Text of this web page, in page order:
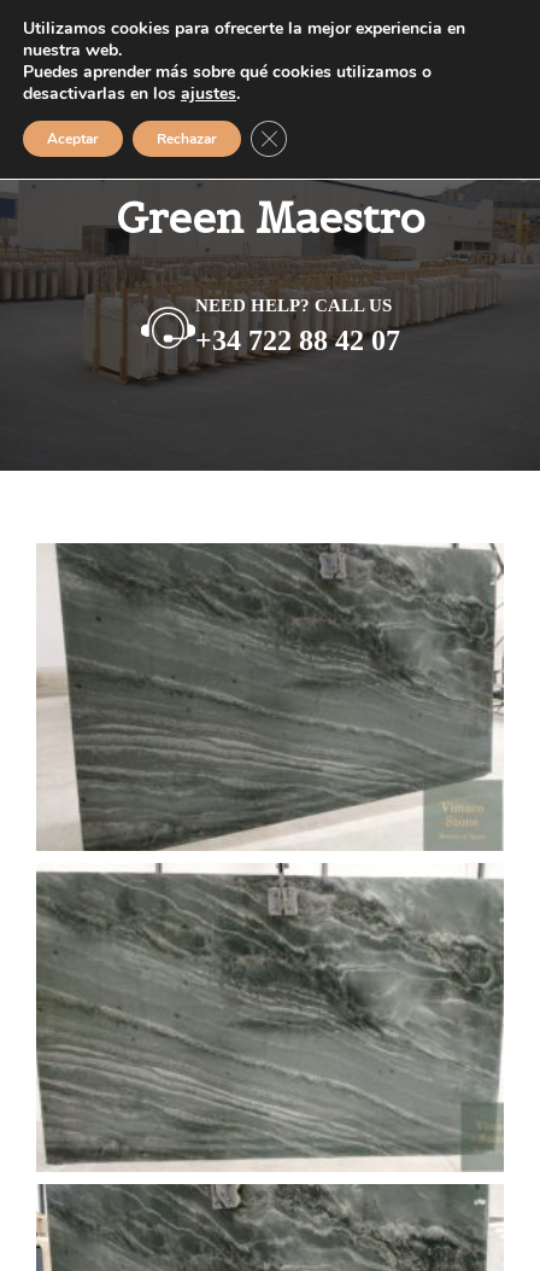
contenido
MENÚ
Green Maestro
NEED HELP? CALL US
+34 722 88 42 07
Utilizamos cookies para ofrecerte la mejor experiencia en
nuestra web.
Puedes aprender más sobre qué cookies utilizamos o
desactivarlas en los ajustes.
Aceptar Rechazar Cerrar el banner de cookies RGPD